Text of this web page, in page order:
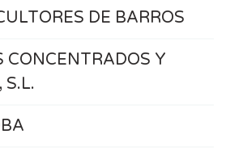
DE BARROS
CONCENTRADOS Y
S.L.